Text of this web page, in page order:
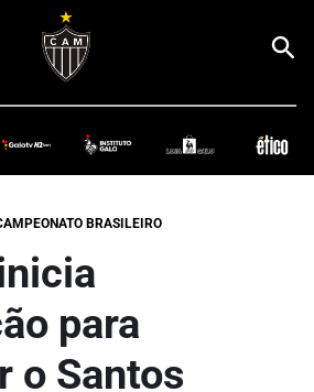
BRASILEIRO
para
o Santos